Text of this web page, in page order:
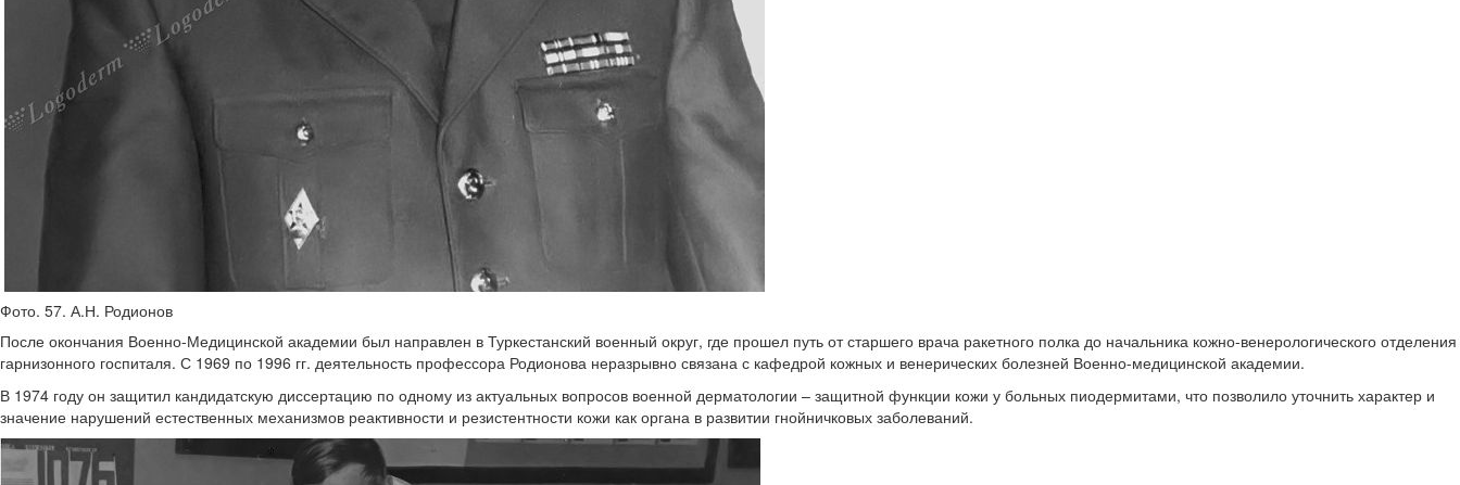
Фото. 57. А.Н. Родионов
После окончания Военно-Медицинской академии был направлен в Туркестанский военный округ, где прошел путь от старшего врача ракетного полка до начальника кожно-венерологического отделения
гарнизонного госпиталя. С 1969 по 1996 гг. деятельность профессора Родионова неразрывно связана с кафедрой кожных и венерических болезней Военно-медицинской академии.
В 1974 году он защитил кандидатскую диссертацию по одному из актуальных вопросов военной дерматологии – защитной функции кожи у больных пиодермитами, что позволило уточнить характер и
значение нарушений естественных механизмов реактивности и резистентности кожи как органа в развитии гнойничковых заболеваний.